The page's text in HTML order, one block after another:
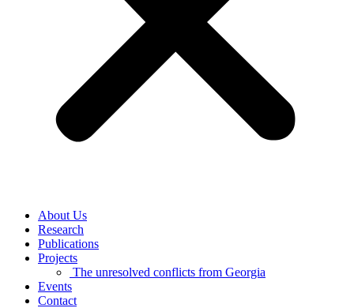
About Us
Research
Publications
Projects
The unresolved conflicts from Georgia
Events
Contact